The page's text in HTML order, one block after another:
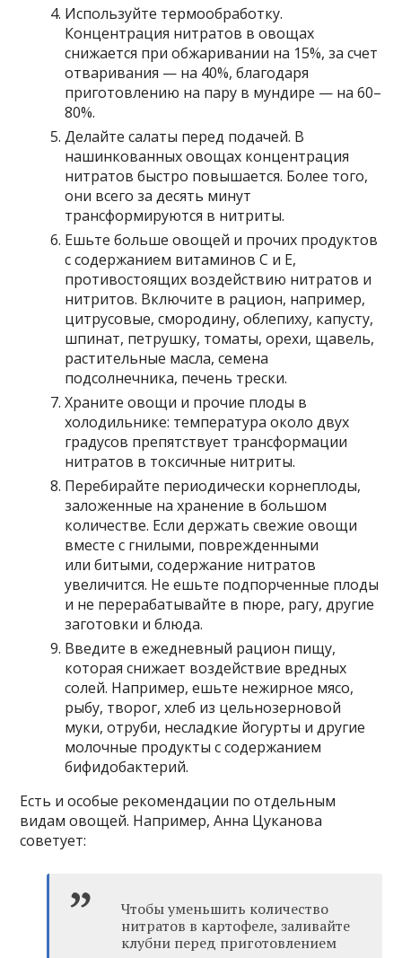
Используйте термообработку.
Концентрация нитратов в овощах
снижается при обжаривании на 15%, за счет
отваривания — на 40%, благодаря
приготовлению на пару в мундире — на 60–
80%.
Делайте салаты перед подачей. В
нашинкованных овощах концентрация
нитратов быстро повышается. Более того,
они всего за десять минут
трансформируются в нитриты.
Ешьте больше овощей и прочих продуктов
с содержанием витаминов С и Е,
противостоящих воздействию нитратов и
нитритов. Включите в рацион, например,
цитрусовые, смородину, облепиху, капусту,
шпинат, петрушку, томаты, орехи, щавель,
растительные масла, семена
подсолнечника, печень трески.
Храните овощи и прочие плоды в
холодильнике: температура около двух
градусов препятствует трансформации
нитратов в токсичные нитриты.
Перебирайте периодически корнеплоды,
заложенные на хранение в большом
количестве. Если держать свежие овощи
вместе с гнилыми, поврежденными
или битыми, содержание нитратов
увеличится. Не ешьте подпорченные плоды
и не перерабатывайте в пюре, рагу, другие
заготовки и блюда.
Введите в ежедневный рацион пищу,
которая снижает воздействие вредных
солей. Например, ешьте нежирное мясо,
рыбу, творог, хлеб из цельнозерновой
муки, отруби, несладкие йогурты и другие
молочные продукты с содержанием
бифидобактерий.
Есть и особые рекомендации по отдельным
видам овощей. Например, Анна Цуканова
советует:
Чтобы уменьшить количество
нитратов в картофеле, заливайте
клубни перед приготовлением